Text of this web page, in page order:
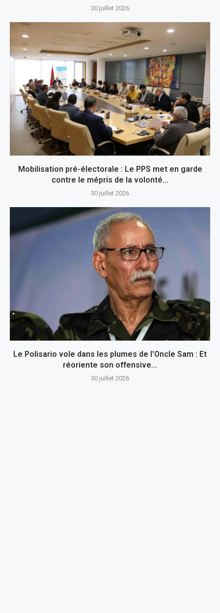
30 juillet 2026
Mobilisation pré-électorale : Le PPS met en garde
contre le mépris de la volonté...
30 juillet 2026
Le Polisario vole dans les plumes de l’Oncle Sam : Et
réoriente son offensive...
30 juillet 2026